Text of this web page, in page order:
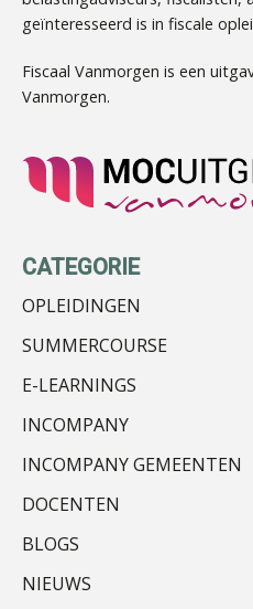
Koert
Mike
geïnteresseerd is in fiscale
Fiscaal Vanmorgen is een
Vanmorgen.
CATEGORIE
OPLEIDINGEN
SUMMERCOURSE
E-LEARNINGS
INCOMPANY
INCOMPANY GEMEENTEN
DOCENTEN
BLOGS
NIEUWS